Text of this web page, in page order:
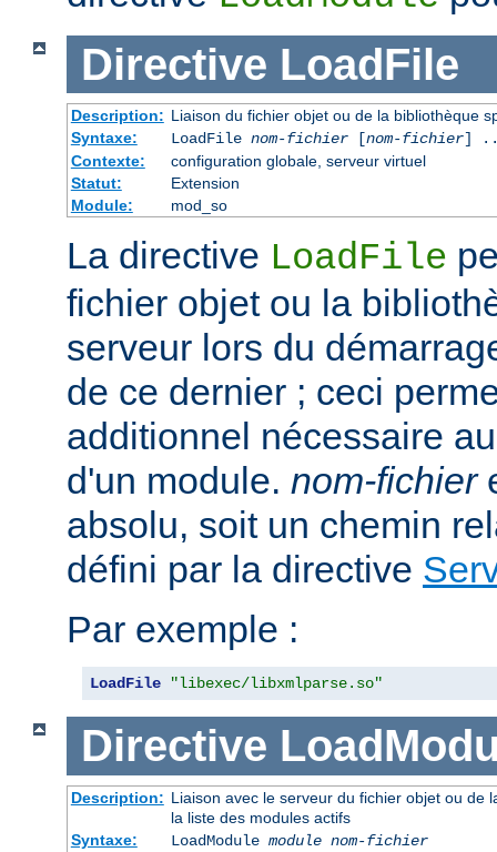
Directive LoadFile
Description: Liaison du fichier objet ou de la bibliothèque
Syntaxe:
LoadFile nom-fichier[nom-fichier]
Contexte:
configuration globale, serveur virtuel
Statut:
Extension
Module:
mod_so
La directive LoadFile
fichier objet ou la
serveur lors du
de ce dernier ; ceci
additionnel nécessaire
d'un module. nom-fichier
absolu, soit un chemin
défini par la directive
Par exemple :
LoadFile "libexec/libxmlparse.so"
Directive
Description: Liaison avec le serveur du fichier objet ou de
la liste des modules actifs
Syntaxe:
LoadModule module nom-fichier